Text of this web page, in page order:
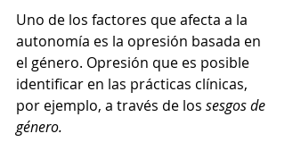
Uno de los factores que afecta a la
autonomía es la opresión basada en
el género. Opresión que es posible
identificar en las prácticas clínicas,
por ejemplo, a través de los sesgos de
género.